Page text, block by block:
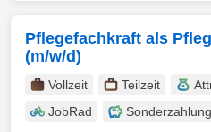
Pflegefachkraft als
(m/w/d)
Vollzeit Teilzeit
JobRad
Sonderzahlung